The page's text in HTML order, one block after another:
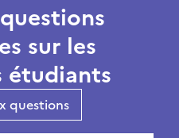
sur les
étudiants
questions